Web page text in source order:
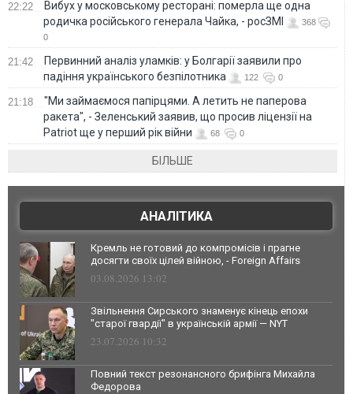
22:22
Вибух у московському ресторані: померла ще одна
родичка російського генерала Чайка, - росЗМІ
368
0
21:42
Первинний аналіз уламків: у Болгарії заявили про
падіння українського безпілотника
122 0
21:18
"Ми займаємося папірцями. А летить не паперова
ракета", - Зеленський заявив, що просив ліцензії на
Patriot ще у перший рік війни
68 0
БІЛЬШЕ
АНАЛІТИКА
Кремль не готовий до компромісів і прагне
досягти своїх цілей війною, - Foreign Affairs
03.08.2026 13:02
Звільнення Сирського знаменує кінець епохи
"старої гвардії" в українській армії — NYT
23.07.2026 10:32
Повний текст резонансного брифінга Михайла
Федорова